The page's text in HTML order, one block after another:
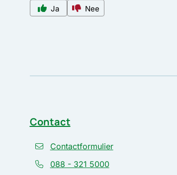
Ja Nee
Contact
Contactformulier
088 - 321 5000